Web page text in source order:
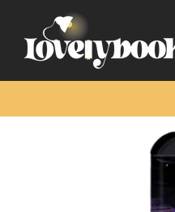
Перейти до основного контенту